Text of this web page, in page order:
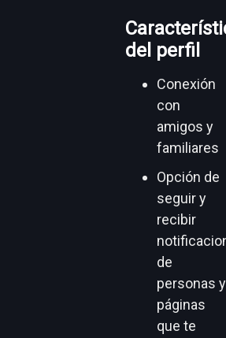
Facebook se
actualiza
constantemente.
lista que figura a
continuación
No entraremos
en esto, ya que
la mayoría de la
gente sabe
cómo
funcionan los
perfiles.